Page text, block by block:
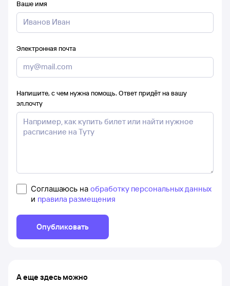
Ваше имя
Электронная почта
Напишите, с чем нужна помощь. Ответ придёт на вашу
эл.почту
Соглашаюсь на обработку персональных данных
и правила размещения
Опубликовать
А еще здесь можно